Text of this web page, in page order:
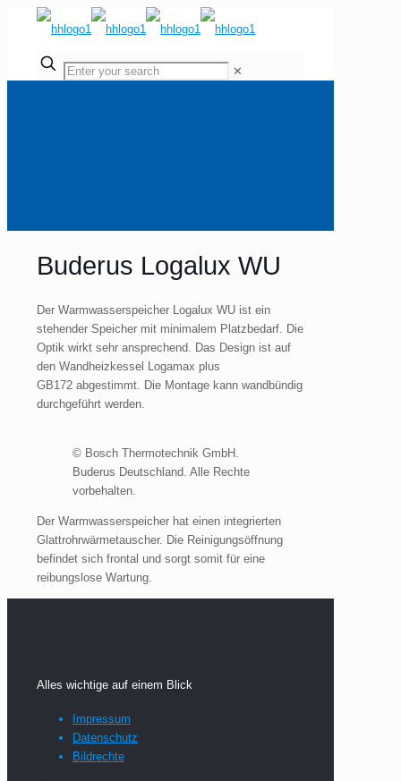
✕
Buderus Logalux WU
Der Warmwasserspeicher Logalux WU ist ein
stehender Speicher mit minimalem Platzbedarf. Die
Optik wirkt sehr ansprechend. Das Design ist auf
den Wandheizkessel Logamax plus
GB172 abgestimmt. Die Montage kann wandbündig
durchgeführt werden.
© Bosch Thermotechnik GmbH.
Buderus Deutschland. Alle Rechte
vorbehalten.
Der Warmwasserspeicher hat einen integrierten
Glattrohrwärmetauscher. Die Reinigungsöffnung
befindet sich frontal und sorgt somit für eine
reibungslose Wartung.
Alles wichtige auf einem Blick
Impressum
Datenschutz
Bildrechte